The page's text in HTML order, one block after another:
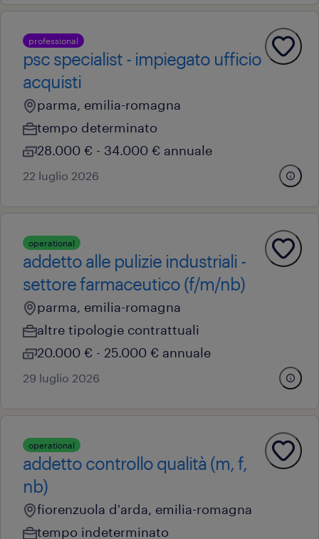
professional
psc specialist - impiegato ufficio
acquisti
parma, emilia-romagna
tempo determinato
28.000 € - 34.000 € annuale
22 luglio 2026
operational
addetto alle pulizie industriali -
settore farmaceutico (f/m/nb)
parma, emilia-romagna
altre tipologie contrattuali
20.000 € - 25.000 € annuale
29 luglio 2026
operational
addetto controllo qualità (m, f,
nb)
fiorenzuola d'arda, emilia-romagna
tempo indeterminato